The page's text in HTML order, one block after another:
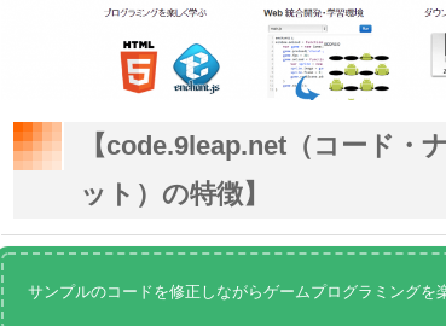
【code.9leap.net（コード・
ット）の特徴】
サンプルのコードを修正しながらゲームプログラミングを